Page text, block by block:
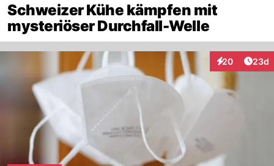
Schweizer Kühe kämpfen mit
mysteriöser Durchfall-Welle
20
Interaktionen
23d